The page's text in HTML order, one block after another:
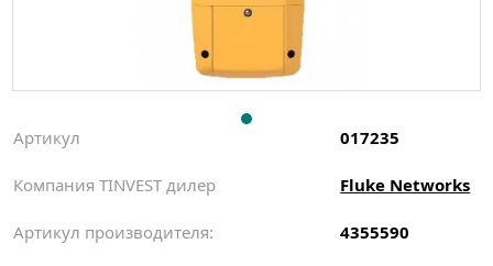
Артикул 017235
Компания TINVEST дилер Fluke Networks
Артикул производителя: 4355590